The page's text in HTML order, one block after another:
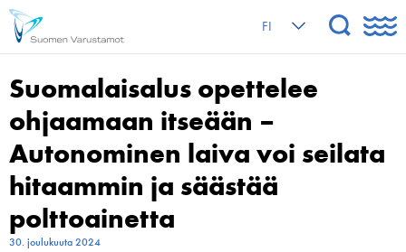
FI
Suomalaisalus opettelee
ohjaamaan itseään –
Autonominen laiva voi seilata
hitaammin ja säästää
polttoainetta
30. joulukuuta 2024